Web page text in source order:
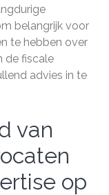
belangrijk voor
te hebben over
de fiscale
advies in te
van
op